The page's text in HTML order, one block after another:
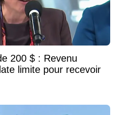
200 $ : Revenu
limite pour recevoir